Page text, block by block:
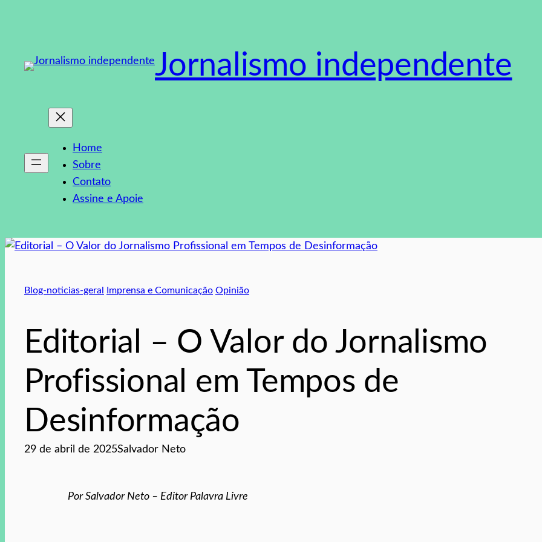
conteúdo
Jornalismo independente
Home
Sobre
Contato
Assine e Apoie
Blog-noticias-geral Imprensa e Comunicação Opinião
Editorial – O Valor do Jornalismo
Profissional em Tempos de
Desinformação
29 de abril de 2025Salvador Neto
Por Salvador Neto – Editor Palavra Livre